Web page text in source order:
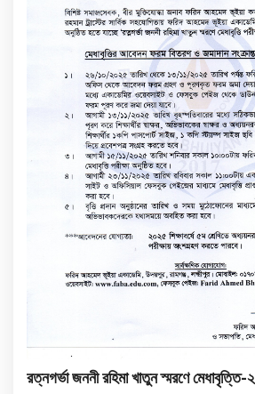
রত্নগর্ভা জননী রহিমা খাতুন স্মরণে